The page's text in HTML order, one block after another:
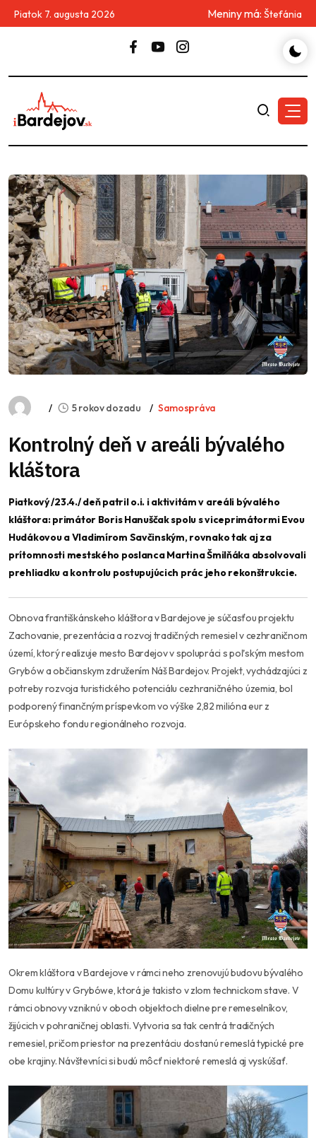
Piatok 7. augusta 2026 Meniny má: Štefánia
5 rokov dozadu Samospráva
Kontrolný deň v areáli bývalého
kláštora
Piatkový /23.4./ deň patril o.i. i aktivitám v areáli bývalého
kláštora: primátor Boris Hanuščak spolu s viceprimátormi Evou
Hudákovou a Vladimírom Savčinským, rovnako tak aj za
prítomnosti mestského poslanca Martina Šmilňáka absolvovali
prehliadku a kontrolu postupujúcich prác jeho rekonštrukcie.
Obnova františkánskeho kláštora v Bardejove je súčasťou projektu
Zachovanie, prezentácia a rozvoj tradičných remesiel v cezhraničnom
území, ktorý realizuje mesto Bardejov v spolupráci s poľským mestom
Grybów a občianskym združením Náš Bardejov. Projekt, vychádzajúci z
potreby rozvoja turistického potenciálu cezhraničného územia, bol
podporený finančným príspevkom vo výške 2,82 milióna eur z
Európskeho fondu regionálneho rozvoja.
Okrem kláštora v Bardejove v rámci neho zrenovujú budovu bývalého
Domu kultúry v Grybówe, ktorá je takisto v zlom technickom stave. V
rámci obnovy vzniknú v oboch objektoch dielne pre remeselníkov,
žijúcich v pohraničnej oblasti. Vytvoria sa tak centrá tradičných
remesiel, pričom priestor na prezentáciu dostanú remeslá typické pre
obe krajiny. Návštevníci si budú môcť niektoré remeslá aj vyskúšať.